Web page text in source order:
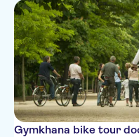
Gymkhana bike tour